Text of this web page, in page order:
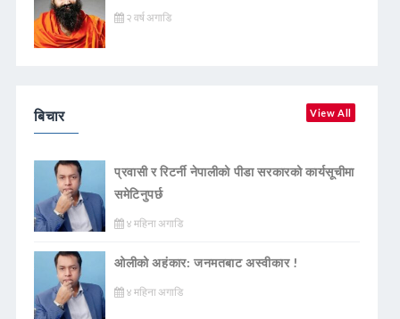
२ वर्ष अगाडि
बिचार View All
प्रवासी र रिटर्नी नेपालीको पीडा सरकारको कार्यसूचीमा
समेटिनुपर्छ
४ महिना अगाडि
ओलीको अहंकार: जनमतबाट अस्वीकार !
४ महिना अगाडि